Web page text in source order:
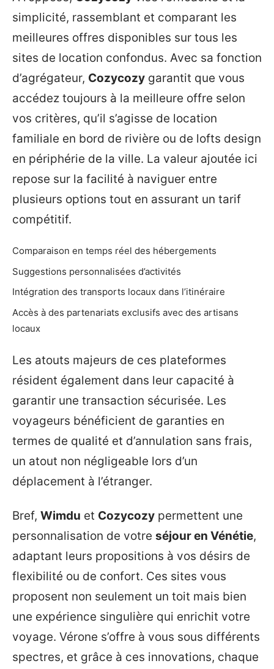
simplicité, rassemblant et comparant les
meilleures offres disponibles sur tous les
sites de location confondus. Avec sa fonction
d’agrégateur, Cozycozy garantit que vous
accédez toujours à la meilleure offre selon
vos critères, qu’il s’agisse de location
familiale en bord de rivière ou de lofts design
en périphérie de la ville. La valeur ajoutée ici
repose sur la facilité à naviguer entre
plusieurs options tout en assurant un tarif
compétitif.
Comparaison en temps réel des hébergements
Suggestions personnalisées d’activités
Intégration des transports locaux dans l’itinéraire
Accès à des partenariats exclusifs avec des artisans
locaux
Les atouts majeurs de ces plateformes
résident également dans leur capacité à
garantir une transaction sécurisée. Les
voyageurs bénéficient de garanties en
termes de qualité et d’annulation sans frais,
un atout non négligeable lors d’un
déplacement à l’étranger.
Bref, Wimdu et Cozycozy permettent une
personnalisation de votre séjour en Vénétie,
adaptant leurs propositions à vos désirs de
flexibilité ou de confort. Ces sites vous
proposent non seulement un toit mais bien
une expérience singulière qui enrichit votre
voyage. Vérone s’offre à vous sous différents
spectres, et grâce à ces innovations, chaque